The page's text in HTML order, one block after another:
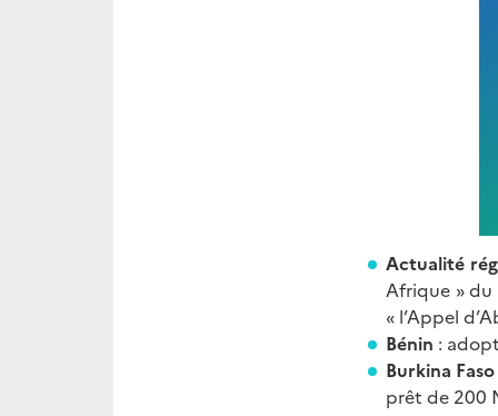
Actualité
Afrique » du
« l’Appel
Bénin :
Burkina
prêt de 200